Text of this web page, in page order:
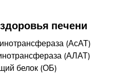
печени
(АсАТ)
(АЛАТ)
белок (ОБ)